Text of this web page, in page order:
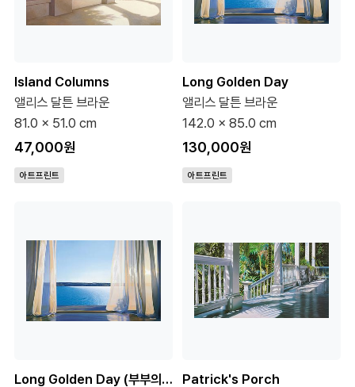
Island Columns
앨리스 달튼 브라운
81.0 x 51.0 cm
47,000원
아트프린트
Long Golden Day
앨리스 달튼 브라운
142.0 x 85.0 cm
130,000원
아트프린트
Long Golden Day (부부의세계 협찬그림)
Patrick's Porch